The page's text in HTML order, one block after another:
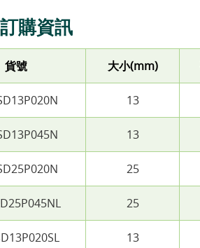
購資訊
貨號 大小(mm)
13
13
25
25
13